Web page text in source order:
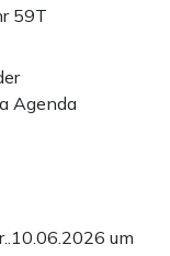
59T
Agenda
10.06.2026 um